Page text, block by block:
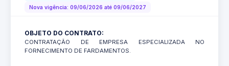
Nova vigência: 09/06/2026 até 09/06/2027
OBJETO DO CONTRATO:
CONTRATAÇÃO DE EMPRESA ESPECIALIZADA NO
FORNECIMENTO DE FARDAMENTOS.